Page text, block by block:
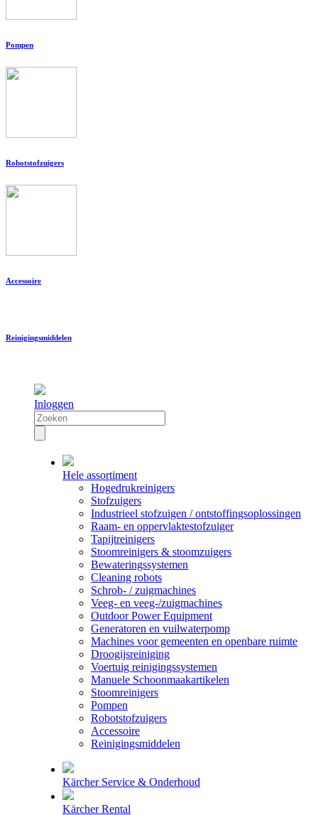
Pompen
Robotstofzuigers
Accessoire
Reinigingsmiddelen
Inloggen
Hele assortiment
Hogedrukreinigers
Stofzuigers
Industrieel stofzuigen / ontstoffingsoplossingen
Raam- en oppervlaktestofzuiger
Tapijtreinigers
Stoomreinigers & stoomzuigers
Bewateringssystemen
Cleaning robots
Schrob- / zuigmachines
Veeg- en veeg-/zuigmachines
Outdoor Power Equipment
Generatoren en vuilwaterpomp
Machines voor gemeenten en openbare ruimte
Droogijsreiniging
Voertuig reinigingssystemen
Manuele Schoonmaakartikelen
Stoomreinigers
Pompen
Robotstofzuigers
Accessoire
Reinigingsmiddelen
Kärcher Service & Onderhoud
Kärcher Rental